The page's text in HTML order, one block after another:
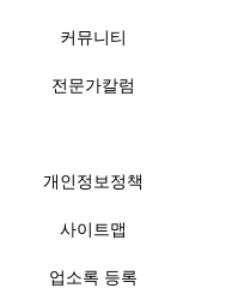
커뮤니티
전문가칼럼
개인정보정책
사이트맵
업소록 등록